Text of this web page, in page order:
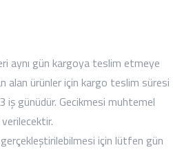
aynı gün kargoya teslim etmeye
alan ürünler için kargo teslim süresi
iş günüdür. Gecikmesi muhtemel
için lütfen gün